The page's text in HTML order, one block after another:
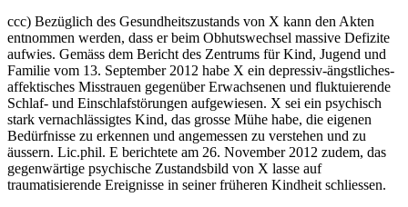
ccc) Bezüglich des Gesundheitszustands von X kann den Akten
entnommen werden, dass er beim Obhutswechsel massive Defizite
aufwies. Gemäss dem Bericht des Zentrums für Kind, Jugend und
Familie vom 13. September 2012 habe X ein depressiv-ängstliches-
affektisches Misstrauen gegenüber Erwachsenen und fluktuierende
Schlaf- und Einschlafstörungen aufgewiesen. X sei ein psychisch
stark vernachlässigtes Kind, das grosse Mühe habe, die eigenen
Bedürfnisse zu erkennen und angemessen zu verstehen und zu
äussern. Lic.phil. E berichtete am 26. November 2012 zudem, das
gegenwärtige psychische Zustandsbild von X lasse auf
traumatisierende Ereignisse in seiner früheren Kindheit schliessen.